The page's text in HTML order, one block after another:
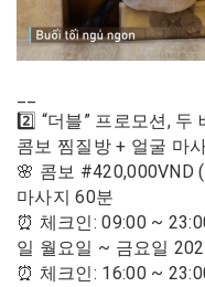
2️⃣ “더블” 프로모션, 두
콤보 찜질방 + 얼굴 마
🌸 콤보 #420,000VND
마사지 60분
⏰ 체크인: 09:00 ~
일 월요일 ~ 금요일
⏰ 체크인: 16:00 ~